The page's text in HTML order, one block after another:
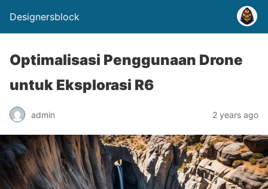
Designersblock
Optimalisasi Penggunaan Drone
untuk Eksplorasi R6
admin 2 years ago